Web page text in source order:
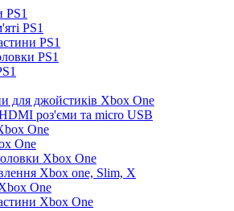
PS1
PS1
PS1
PS1
для джойстиків Xbox One
роз'єми та micro USB
One
One
Xbox One
Xbox one, Slim, X
One
Xbox One